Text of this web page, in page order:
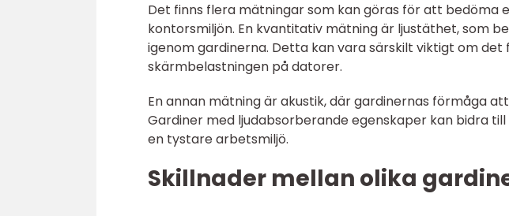
Det finns flera mätningar som kan göras för att bedöma
kontorsmiljön. En kvantitativ mätning är ljustäthet, som
igenom gardinerna. Detta kan vara särskilt viktigt om det
skärmbelastningen på datorer.
En annan mätning är akustik, där gardinernas förmåga
Gardiner med ljudabsorberande egenskaper kan bidra
en tystare arbetsmiljö.
Skillnader mellan olika